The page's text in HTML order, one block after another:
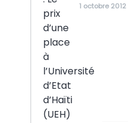
1 octobre 2012